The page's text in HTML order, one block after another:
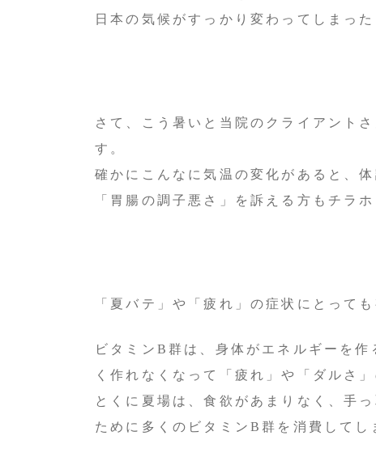
日本の気候がすっかり変わってしまった
さて、こう暑いと当院のクライアント
す。
確かにこんなに気温の変化があると、
「胃腸の調子悪さ」を訴える方もチラホ
「夏バテ」や「疲れ」の症状にとって
ビタミンB群は、身体がエネルギーを
く作れなくなって「疲れ」や「ダルさ
とくに夏場は、食欲があまりなく、手
ために多くのビタミンB群を消費して